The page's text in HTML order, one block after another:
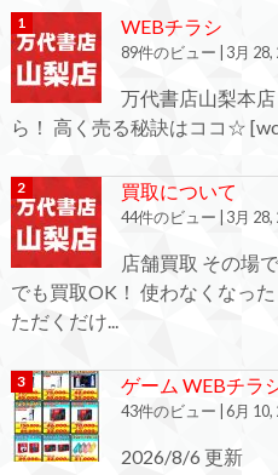
WEBチラシ
89件のビュー 3月
万代書店山梨本
ら！ 高く売る秘訣はココ☆
買取について
44件のビュー 3月
店舗買取 その場
でも買取OK！ 使わなくなっ
ただくだけ...
ゲーム WEBチラ
43件のビュー 6月 10,
2026/8/6 更新